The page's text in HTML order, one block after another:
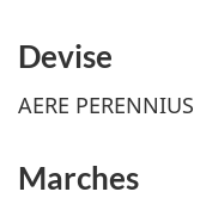
Devise
AERE PERENNIUS
Marches